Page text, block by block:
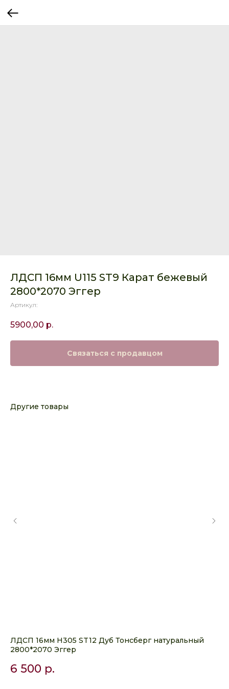
ЛДСП 16мм U115 ST9 Карат бежевый
2800*2070 Эггер
Артикул:
5900,00 р.
Связаться с продавцом
Другие товары
ЛДСП 16мм H305 ST12 Дуб Тонсберг натуральный
2800*2070 Эггер
6 500 р.